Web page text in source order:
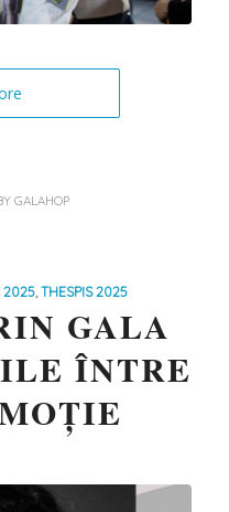
GALAHOP
2025 ,THESPIS 2025
GALA
ÎNTRE